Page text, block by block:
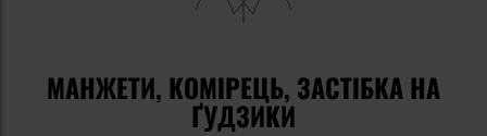
МАНЖЕТИ, КОМІРЕЦЬ, ЗАСТІБКА НА
ҐУДЗИКИ